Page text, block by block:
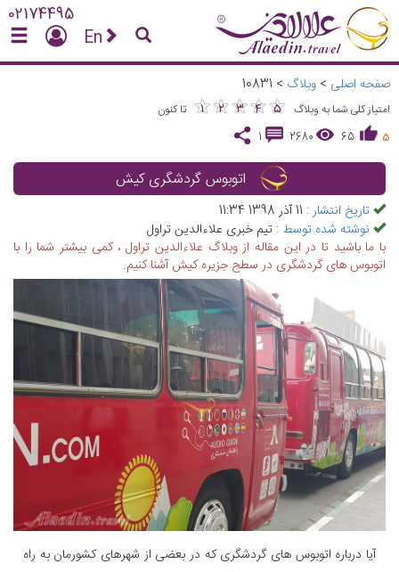
02174495
En
صفحه اصلی > وبلاگ >
10831
امتیاز کلی شما به وبلاگ ★
1 ★
2 ★
3 ★
4 ★
5
★★★★★
تا کنون
5
65
2680
1
اتوبوس گردشگری کیش
تاریخ انتشار : 11 آذر 1398 11:34
نوشته شده توسط : تیم خبری علاءالدین تراول
با ما باشید تا در این مقاله از وبلاگ علاءالدین تراول ، کمی بیشتر شما را با
اتوبوس های گردشگری در سطح جزیره کیش آشنا کنیم.
آیا درباره اتوبوس های گردشگری که در بعضی از شهرهای کشورمان به راه